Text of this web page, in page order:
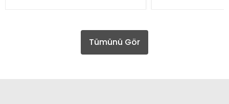
Tümünü Gör